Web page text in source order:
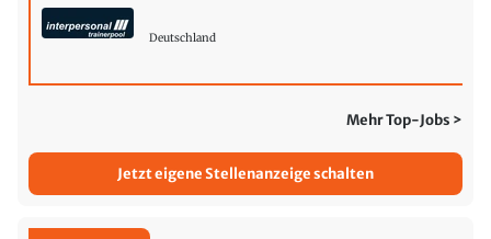
Deutschland
Mehr Top-Jobs >
Jetzt eigene Stellenanzeige schalten